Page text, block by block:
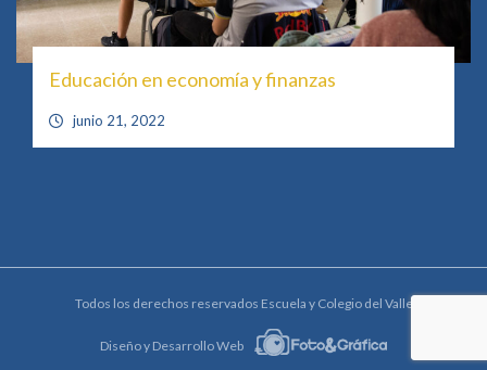
Educación en economía y finanzas
junio 21, 2022
Todos los derechos reservados Escuela y Colegio del Valle
Diseño y Desarrollo Web